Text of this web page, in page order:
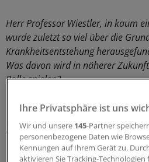
Herr Professor Wiestler, in kaum
wurde zuletzt so viel über die
Krankheitsentstehung
Was davon wird in näherer
Rolle spielen?
Professor Dr. Otmar Wiestler:
erhoffe ich mir von der
Tumorgenome bei einzelnen
uns, die Erkrankungen viel
Ihre Privatsphäre ist uns
Wir und unsere 145-Partner
personenbezogene Daten wie
Kennungen auf Ihrem Gerät zu.
aktivieren Sie Tracking-